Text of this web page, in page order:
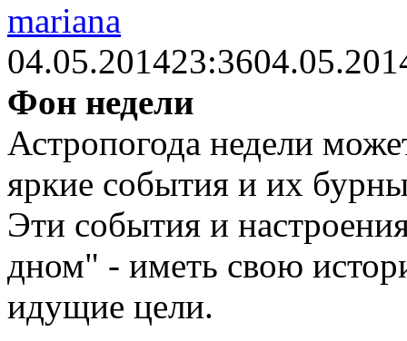
mariana
04.05.201423:36
Фон недели
Астропогода недели
яркие события и их
Эти события и
дном" - иметь свою
идущие цели.